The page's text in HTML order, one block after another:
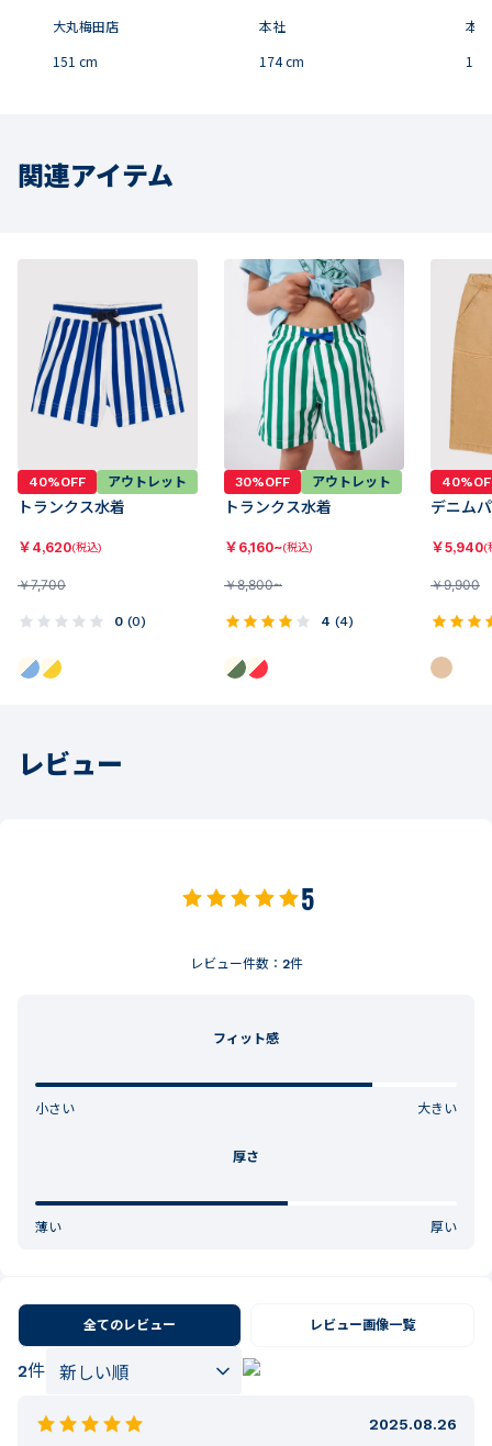
大丸梅田店
151 cm
本社
174cm
本社
174
関連アイテム
40%OFF アウトレット
トランクス水着
￥ 4,620(税込)
￥7,700
0 (0)
30%OFF アウトレット
トランクス水着
￥ 6,160~(税込)
￥8,800~
4 (4)
デニム
￥5,940(
￥9,900
レビュー
5
レビュー件数： 2件
フィット感
小さい 大きい
厚さ
薄い 厚い
全てのレビュー レビュー画像一覧
2件
2025.08.26